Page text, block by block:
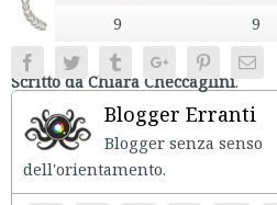
9
9
Scritto da Chiara Checcaglini.
FacebookTwitter TumblrGoogle+Pinterest
Blogger Erranti
Blogger senza senso